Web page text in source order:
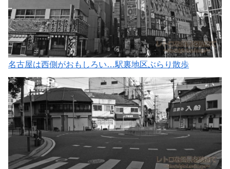
名古屋は西側がおもしろい…駅裏地区ぶらり散歩